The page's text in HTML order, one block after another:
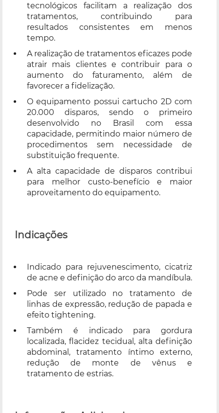
tecnológicos facilitam a realização dos
tratamentos, contribuindo para
resultados consistentes em menos
tempo.
A realização de tratamentos eficazes pode
atrair mais clientes e contribuir para o
aumento do faturamento, além de
favorecer a fidelização.
O equipamento possui cartucho 2D com
20.000 disparos, sendo o primeiro
desenvolvido no Brasil com essa
capacidade, permitindo maior número de
procedimentos sem necessidade de
substituição frequente.
A alta capacidade de disparos contribui
para melhor custo-benefício e maior
aproveitamento do equipamento.
Indicações
Indicado para rejuvenescimento, cicatriz
de acne e definição do arco da mandíbula.
Pode ser utilizado no tratamento de
linhas de expressão, redução de papada e
efeito tightening.
Também é indicado para gordura
localizada, flacidez tecidual, alta definição
abdominal, tratamento íntimo externo,
redução de monte de vênus e
tratamento de estrias.